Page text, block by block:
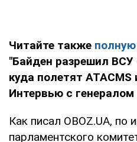
Читайте также
"Байден разрешил
куда полетят ATACMS
Интервью с
Как писал OBOZ.UA, по
парламентского